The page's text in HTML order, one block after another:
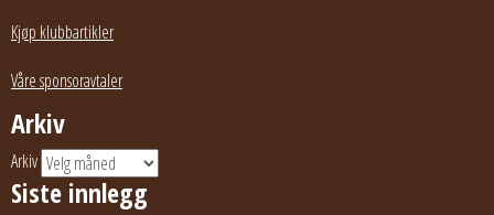
Kjøp klubbartikler
Våre sponsoravtaler
Arkiv
Arkiv
Siste innlegg